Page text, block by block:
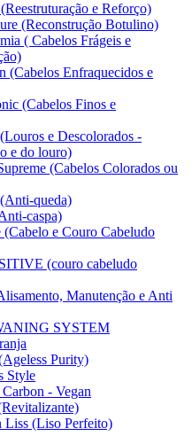
e Reforço)
(Reconstrução Botulino)
( Cabelos Frágeis e
(Cabelos Enfraquecidos e
(Cabelos Finos e
e Descolorados -
e do louro)
(Cabelos Colorados ou
queda)
caspa)
e Couro Cabeludo
(couro cabeludo
Manutenção e Anti
SYSTEM
Purity)
Style
- Vegan
(Liso Perfeito)